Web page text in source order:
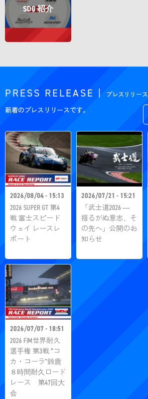
SDG紹介
PRESS RELEASE | プレスリリース
新着のプレスリリースです。
2026/08/04 - 15:13
2026 SUPER GT 第4
戦 富士スピード
ウェイ レースレ
ポート
2026/07/21 - 15:21
「武士道2026 ―
揺るがぬ意志、そ
の先へ」公開のお
知らせ
2026/07/07 - 18:51
2026 FIM世界耐久
選手権 第3戦 “コ
カ・コーラ”鈴鹿
８時間耐久ロード
レース 第47回大
会